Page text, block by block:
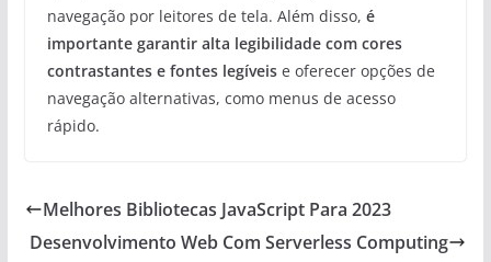
navegação por leitores de tela. Além disso, é
importante garantir alta legibilidade com cores
contrastantes e fontes legíveise oferecer opções de
navegação alternativas, como menus de acesso
rápido.
Melhores Bibliotecas JavaScript Para 2023
Desenvolvimento Web Com Serverless Computing